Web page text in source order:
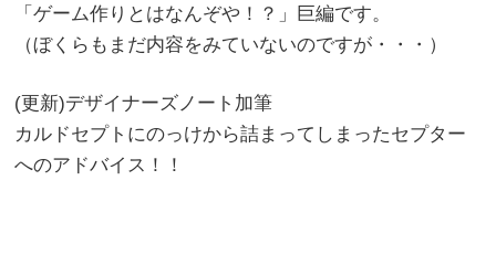
「ゲーム作りとはなんぞや！？」巨編です。
（ぼくらもまだ内容をみていないのですが・・・）
(更新)デザイナーズノート加筆
カルドセプトにのっけから詰まってしまったセプター
へのアドバイス！！